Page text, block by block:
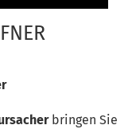
bringen Sie